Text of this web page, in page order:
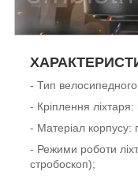
- Тип
- Кріплення
- Матеріал корпусу:
- Режими роботи
стробоскоп);